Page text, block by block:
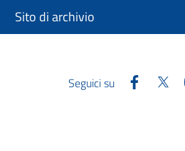
Sito di archivio
Seguici su